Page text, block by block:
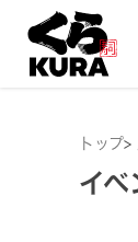
トップ>
イベ